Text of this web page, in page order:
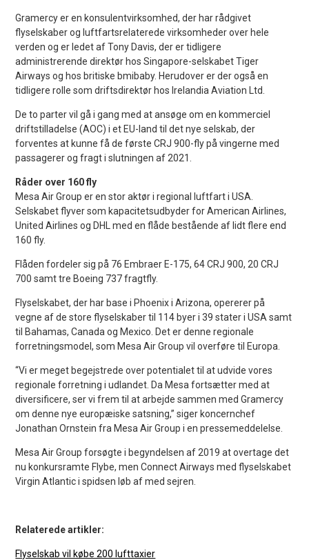
Gramercy er en konsulentvirksomhed, der har rådgivet
flyselskaber og luftfartsrelaterede virksomheder over hele
verden og er ledet af Tony Davis, der er tidligere
administrerende direktør hos Singapore-selskabet Tiger
Airways og hos britiske bmibaby. Herudover er der også en
tidligere rolle som driftsdirektør hos Irelandia Aviation Ltd.
De to parter vil gå i gang med at ansøge om en kommerciel
driftstilladelse (AOC) i et EU-land til det nye selskab, der
forventes at kunne få de første CRJ 900-fly på vingerne med
passagerer og fragt i slutningen af 2021.
Råder over 160 fly
Mesa Air Group er en stor aktør i regional luftfart i USA.
Selskabet flyver som kapacitetsudbyder for American Airlines,
United Airlines og DHL med en flåde bestående af lidt flere end
160 fly.
Flåden fordeler sig på 76 Embraer E-175, 64 CRJ 900, 20 CRJ
700 samt tre Boeing 737 fragtfly.
Flyselskabet, der har base i Phoenix i Arizona, opererer på
vegne af de store flyselskaber til 114 byer i 39 stater i USA samt
til Bahamas, Canada og Mexico. Det er denne regionale
forretningsmodel, som Mesa Air Group vil overføre til Europa.
“Vi er meget begejstrede over potentialet til at udvide vores
regionale forretning i udlandet. Da Mesa fortsætter med at
diversificere, ser vi frem til at arbejde sammen med Gramercy
om denne nye europæiske satsning,” siger koncernchef
Jonathan Ornstein fra Mesa Air Group i en pressemeddelelse.
Mesa Air Group forsøgte i begyndelsen af 2019 at overtage det
nu konkursramte Flybe, men Connect Airways med flyselskabet
Virgin Atlantic i spidsen løb af med sejren.
Relaterede artikler:
Flyselskab vil købe 200 lufttaxier